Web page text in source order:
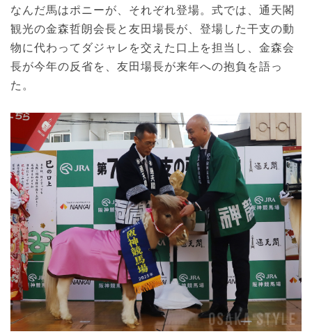
なんだ馬はポニーが、それぞれ登場。式では、通天閣
観光の金森哲朗会長と友田場長が、登場した干支の動
物に代わってダジャレを交えた口上を担当し、金森会
長が今年の反省を、友田場長が来年への抱負を語っ
た。